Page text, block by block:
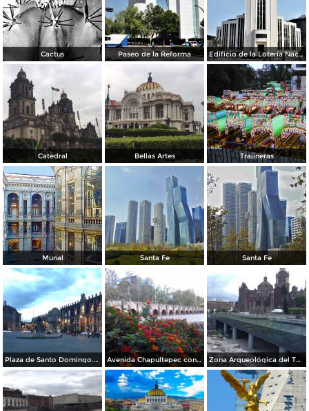
Cactus Paseo de la Reforma Edificio de la Lotería Nacional
Catedral Bellas Artes Trajineras
Munal Santa Fe Santa Fe
Plaza de Santo Domingo. Julio/208 Avenida Chapultepec con el acueducto. Julio/2018 Zona Arqueológica del Templo Mayor. Junio/2018